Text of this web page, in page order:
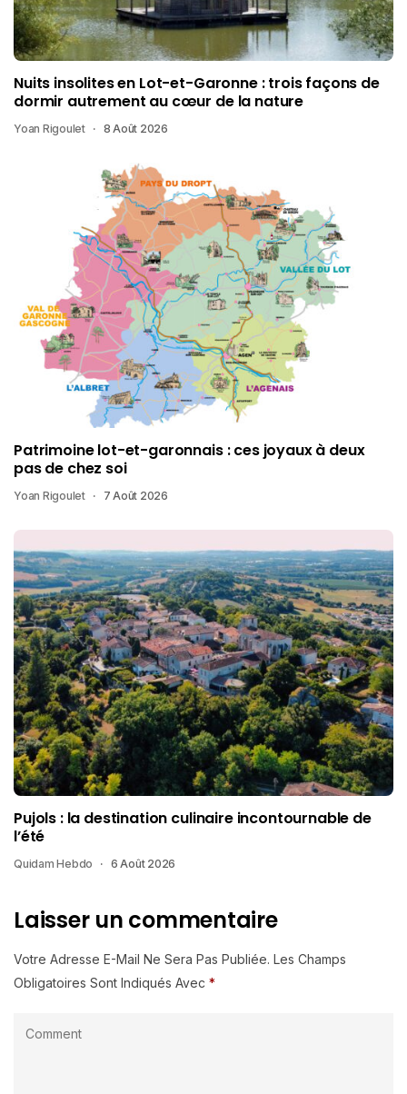
Nuits insolites en Lot-et-Garonne : trois façons de
dormir autrement au cœur de la nature
Yoan Rigoulet 8 Août 2026
Patrimoine lot-et-garonnais : ces joyaux à deux
pas de chez soi
Yoan Rigoulet 7 Août 2026
Pujols : la destination culinaire incontournable de
l’été
Quidam Hebdo 6 Août 2026
Laisser un commentaire
Votre Adresse E-Mail Ne Sera Pas Publiée. Les Champs
Obligatoires Sont Indiqués Avec *